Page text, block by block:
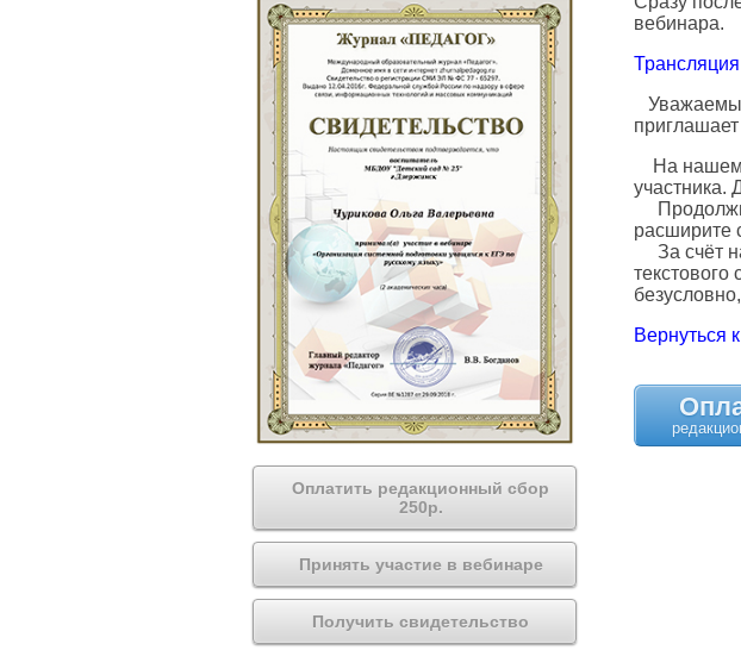
Оплатить редакционный сбор
250р.
Принять участие в вебинаре
Получить свидетельство
вебинара.
На нашем
участника.
расширите
За счёт
Вернуться